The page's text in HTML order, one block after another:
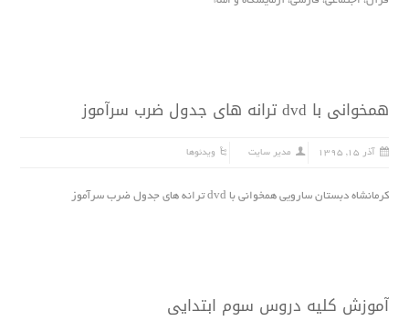
همخوانى با dvd ترانه هاى جدول ضرب سرآموز
آذر ۱۵, ۱۳۹۵ مدیر سایت ویدئوها
کرمانشاه دبستان سارویى همخوانى با dvd ترانه هاى جدول ضرب سرآموز
آموزش کلیه دروس سوم ابتدایى